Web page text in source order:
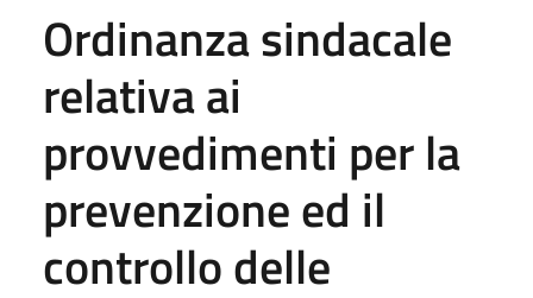
Ordinanza sindacale
relativa ai
provvedimenti per la
prevenzione ed il
controllo delle